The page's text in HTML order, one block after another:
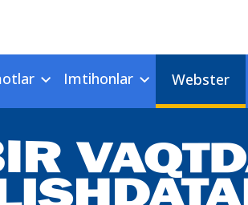
Imtihonlar Webster